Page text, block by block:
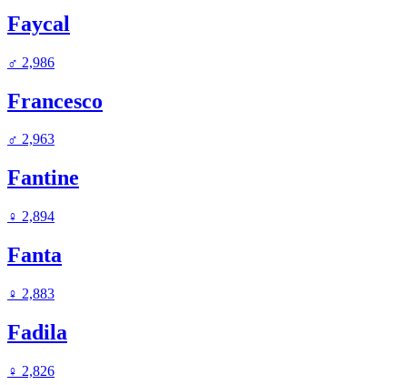
Faycal
♂ 2,986
Francesco
♂ 2,963
Fantine
♀ 2,894
Fanta
♀ 2,883
Fadila
♀ 2,826